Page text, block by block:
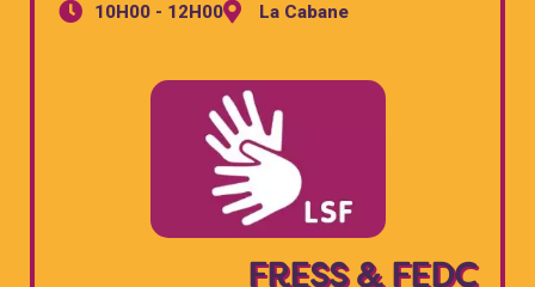
10H00 - 12H00 La Cabane
FRESS & FEDC